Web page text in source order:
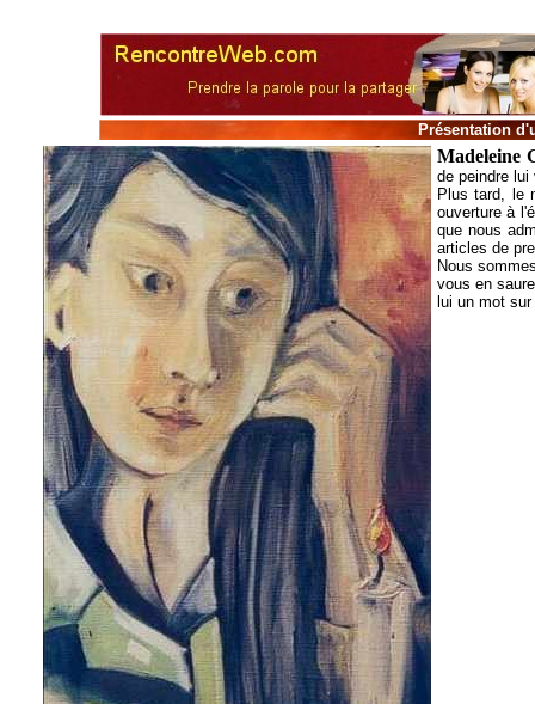
Présentation
Madeleine
de peindre
Plus tard, le
ouverture à
que nous
articles de
Nous
vous en
lui un mot